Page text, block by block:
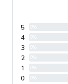
5
4
3
2
1
0